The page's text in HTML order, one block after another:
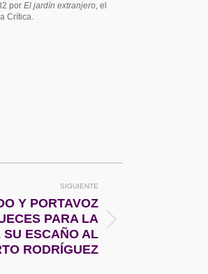
por El jardín extranjero, el
Crítica.
SIGUIENTE
Y PORTAVOZ
PARA LA
ESCAÑO AL
RODRÍGUEZ